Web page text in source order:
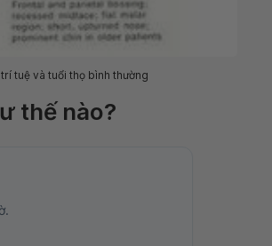
tuệ và tuổi thọ bình thường
thế nào?